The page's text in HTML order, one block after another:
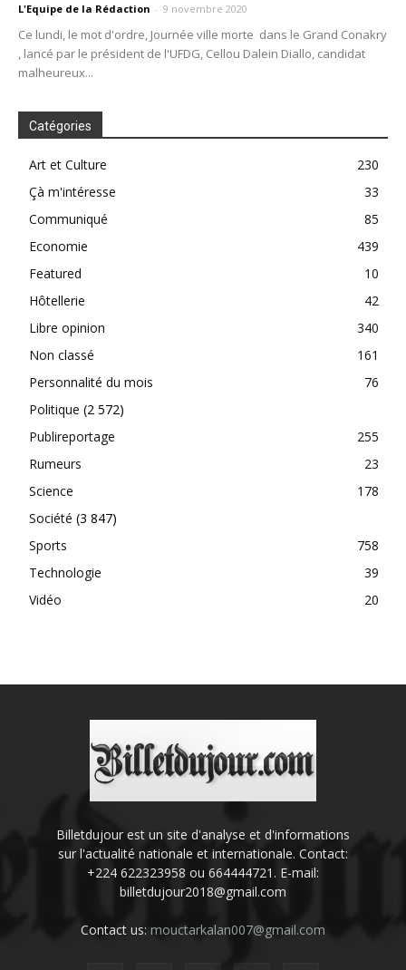
L'Equipe de la Rédaction - 9 novembre 2020
Ce lundi, le mot d'ordre, Journée ville morte dans le Grand Conakry
, lancé par le président de l'UFDG, Cellou Dalein Diallo, candidat
malheureux...
Catégories
Art et Culture
230
Çà m'intéresse
33
Communiqué
85
Economie
439
Featured
10
Hôtellerie
42
Libre opinion
340
Non classé
161
Personnalité du mois
76
Politique (2 572)
Publireportage
255
Rumeurs
23
Science
178
Société (3 847)
Sports
758
Technologie
39
Vidéo
20
Billetdujour est un site d'analyse et d'informations
sur l'actualité nationale et internationale. Contact:
+224 622323958 ou 664444721. E-mail:
billetdujour2018@gmail.com
Contact us: mouctarkalan007@gmail.com